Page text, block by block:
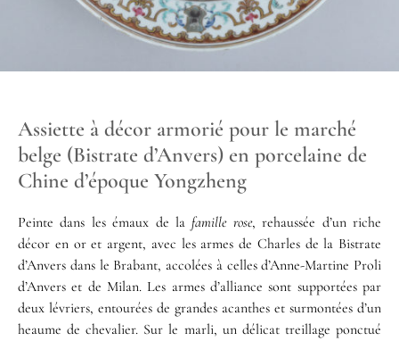
Assiette à décor armorié pour le marché
belge (Bistrate d’Anvers) en porcelaine de
Chine d’époque Yongzheng
Peinte dans les émaux de lafamille rose, rehaussée d’un riche
décor en or et argent, avec les armes de Charles de la Bistrate
d’Anvers dans le Brabant, accolées à celles d’Anne-Martine Proli
d’Anvers et de Milan. Les armes d’alliance sont supportées par
deux lévriers, entourées de grandes acanthes et surmontées d’un
heaume de chevalier. Sur le marli, un délicat treillage ponctué